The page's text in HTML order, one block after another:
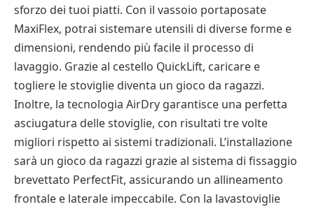
sforzo dei tuoi piatti. Con il vassoio portaposate
MaxiFlex, potrai sistemare utensili di diverse forme e
dimensioni, rendendo più facile il processo di
lavaggio. Grazie al cestello QuickLift, caricare e
togliere le stoviglie diventa un gioco da ragazzi.
Inoltre, la tecnologia AirDry garantisce una perfetta
asciugatura delle stoviglie, con risultati tre volte
migliori rispetto ai sistemi tradizionali. L’installazione
sarà un gioco da ragazzi grazie al sistema di fissaggio
brevettato PerfectFit, assicurando un allineamento
frontale e laterale impeccabile. Con la lavastoviglie